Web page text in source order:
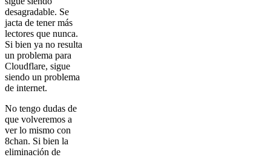
desagradable. Se
jacta de tener más
lectores que nunca.
Si bien ya no resulta
un problema para
Cloudflare, sigue
siendo un problema
de internet.
No tengo dudas de
que volveremos a
ver lo mismo con
8chan. Si bien la
eliminación de